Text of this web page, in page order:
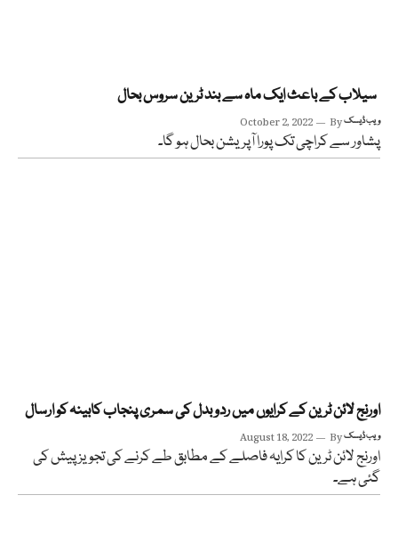
سیلاب کے باعث ایک ماہ سے بند ٹرین سروس بحال
October 2, 2022 Byویب ڈیسک
پشاور سے کراچی تک پورا آپریشن بحال ہو گا۔
اورنج لائن ٹرین کے کرایوں میں ردو بدل کی سمری پنجاب کابینہ کو ارسال
August 18, 2022 Byویب ڈیسک
اورنج لائن ٹرین کا کرایہ فاصلے کے مطابق طے کرنے کی تجویز پیش کی
گئی ہے۔